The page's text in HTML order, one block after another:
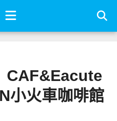
CAF&Eacute
小火車咖啡館